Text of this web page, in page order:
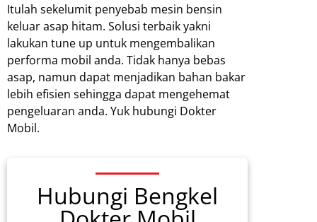
Itulah sekelumit penyebab mesin bensin
keluar asap hitam. Solusi terbaik yakni
lakukan tune up untuk mengembalikan
performa mobil anda. Tidak hanya bebas
asap, namun dapat menjadikan bahan bakar
lebih efisien sehingga dapat mengehemat
pengeluaran anda. Yuk hubungi Dokter
Mobil.
Hubungi Bengkel